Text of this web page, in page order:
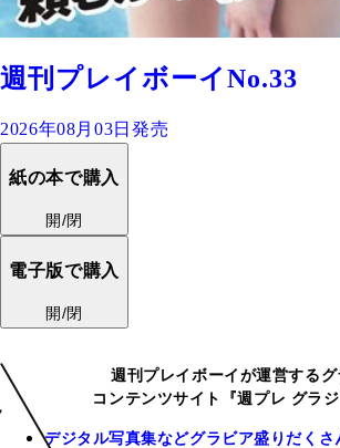
週刊プレイボーイNo.33
2026年08月03日発売
紙の本で購入
開/閉
電子版で購入
開/閉
週刊プレイボーイが運営するグ
コンテンツサイト『週プレ グラジ
デジタル写真集などグラビア盛りだくさ